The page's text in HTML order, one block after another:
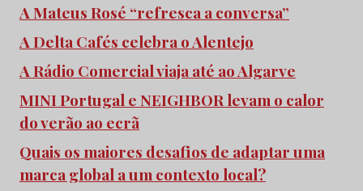
A Mateus Rosé “refresca a conversa”
A Delta Cafés celebra o Alentejo
A Rádio Comercial viaja até ao Algarve
MINI Portugal e NEIGHBOR levam o calor
do verão ao ecrã
Quais os maiores desafios de adaptar uma
marca global a um contexto local?